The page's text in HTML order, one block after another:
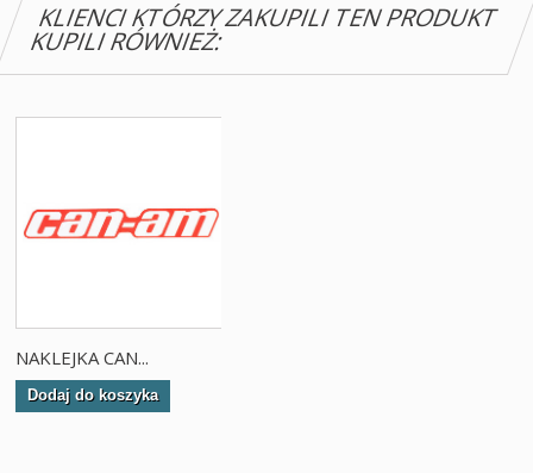
KLIENCI KTÓRZY ZAKUPILI TEN PRODUKT
KUPILI RÓWNIEŻ:
NAKLEJKA CAN...
Dodaj do koszyka